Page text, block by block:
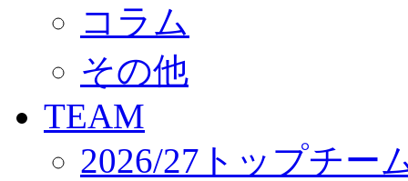
パートナー募集
クラブ理念
サステナビリティ
Web制作支援
応援プロジェクト
コラム
その他
TEAM
2026/27トップチー